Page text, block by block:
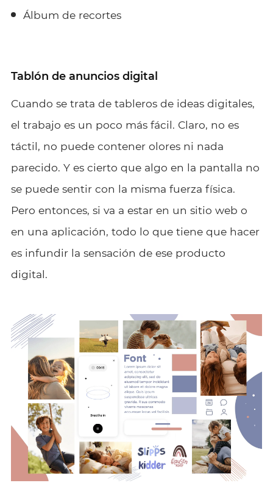
Álbum de recortes
Tablón de anuncios digital
Cuando se trata de tableros de ideas digitales,
el trabajo es un poco más fácil. Claro, no es
táctil, no puede contener olores ni nada
parecido. Y es cierto que algo en la pantalla no
se puede sentir con la misma fuerza física.
Pero entonces, si va a estar en un sitio web o
en una aplicación, todo lo que tiene que hacer
es infundir la sensación de ese producto
digital.